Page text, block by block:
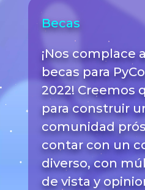
Becas
¡Nos complace
becas para
2022! Creemos
para construir
comunidad
contar con un
diverso, con
de vista y